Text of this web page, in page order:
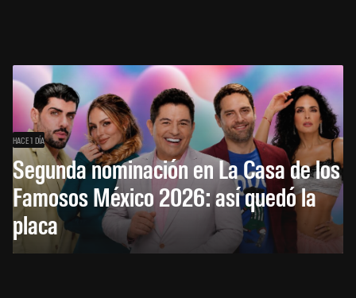
HACE 1 DÍA
Segunda nominación en La Casa de los
Famosos México 2026: así quedó la
placa